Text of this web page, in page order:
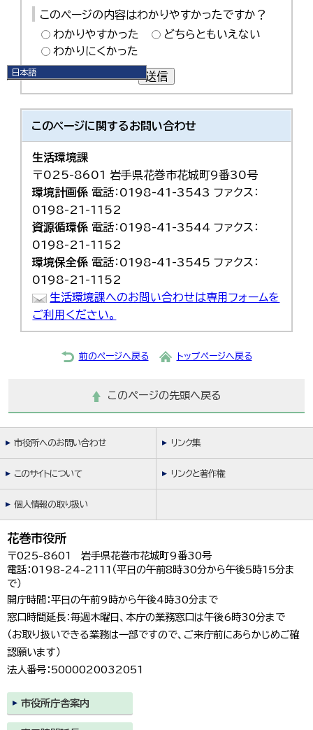
日本語
한국어
简体中文
このページの内容はわかりやすかったですか？
わかりやすかった
どちらともいえない
わかりにくかった
送信
このページに関するお問い合わせ
生活環境課
〒025-8601 岩手県花巻市花城町9番30号
環境計画係 電話：0198-41-3543 ファクス：
0198-21-1152
資源循環係 電話：0198-41-3544 ファクス：
0198-21-1152
環境保全係 電話：0198-41-3545 ファクス：
0198-21-1152
生活環境課へのお問い合わせは専用フォームを
ご利用ください。
前のページへ戻る トップページへ戻る
このページの先頭へ戻る
市役所へのお問い合わせ リンク集
このサイトについて リンクと著作権
個人情報の取り扱い
花巻市役所
〒025-8601 岩手県花巻市花城町9番30号
電話：0198-24-2111（平日の午前8時30分から午後5時15分ま
で）
開庁時間：平日の午前9時から午後4時30分まで
窓口時間延長：毎週木曜日、本庁の業務窓口は午後6時30分まで
（お取り扱いできる業務は一部ですので、ご来庁前にあらかじめご確
認願います）
法人番号：5000020032051
市役所庁舎案内